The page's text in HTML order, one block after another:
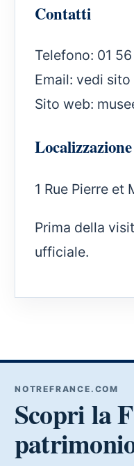
Contatti
Telefono: 01
Email: vedi sito
Sito web:
Localizzazione
1 Rue Pierre et
Prima della
ufficiale.
NOTREFRANCE.COM
Scopri la